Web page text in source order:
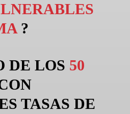
?
DE LOS 50
TASAS DE